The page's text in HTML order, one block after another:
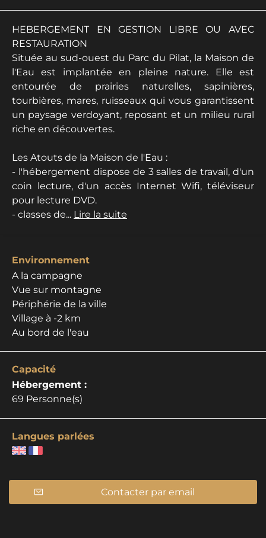
HEBERGEMENT EN GESTION LIBRE OU AVEC
RESTAURATION
Située au sud-ouest du Parc du Pilat, la Maison de
l'Eau est implantée en pleine nature. Elle est
entourée de prairies naturelles, sapinières,
tourbières, mares, ruisseaux qui vous garantissent
un paysage verdoyant, reposant et un milieu rural
riche en découvertes.
Les Atouts de la Maison de l'Eau :
- l'hébergement dispose de 3 salles de travail, d'un
coin lecture, d'un accès Internet Wifi, téléviseur
pour lecture DVD.
- classes de... Lire la suite
Environnement
A la campagne
Vue sur montagne
Périphérie de la ville
Village à -2 km
Au bord de l'eau
Capacité
Hébergement :
69 Personne(s)
Langues parlées
Contacter par email